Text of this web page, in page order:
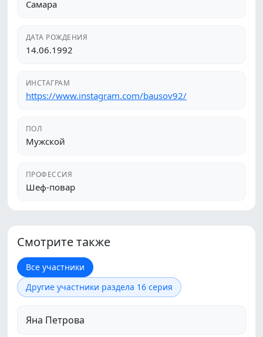
Самара
ДАТА РОЖДЕНИЯ
14.06.1992
ИНСТАГРАМ
https://www.instagram.com/bausov92/
ПОЛ
Мужской
ПРОФЕССИЯ
Шеф-повар
Смотрите также
Все участники
Другие участники раздела 16 серия
Яна Петрова